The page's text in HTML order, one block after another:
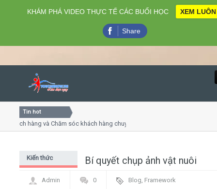
Close
Tin hot
hàng và Chăm sóc khách hàng chuyên nghiệp
Bí quyết chụp ảnh vật nuôi
Kiến thức
Admin
0 Blog, Framework
KHÁM PHÁ VIDEO THỰC TẾ CÁC BUỔI HỌC XEM LUÔN
Share